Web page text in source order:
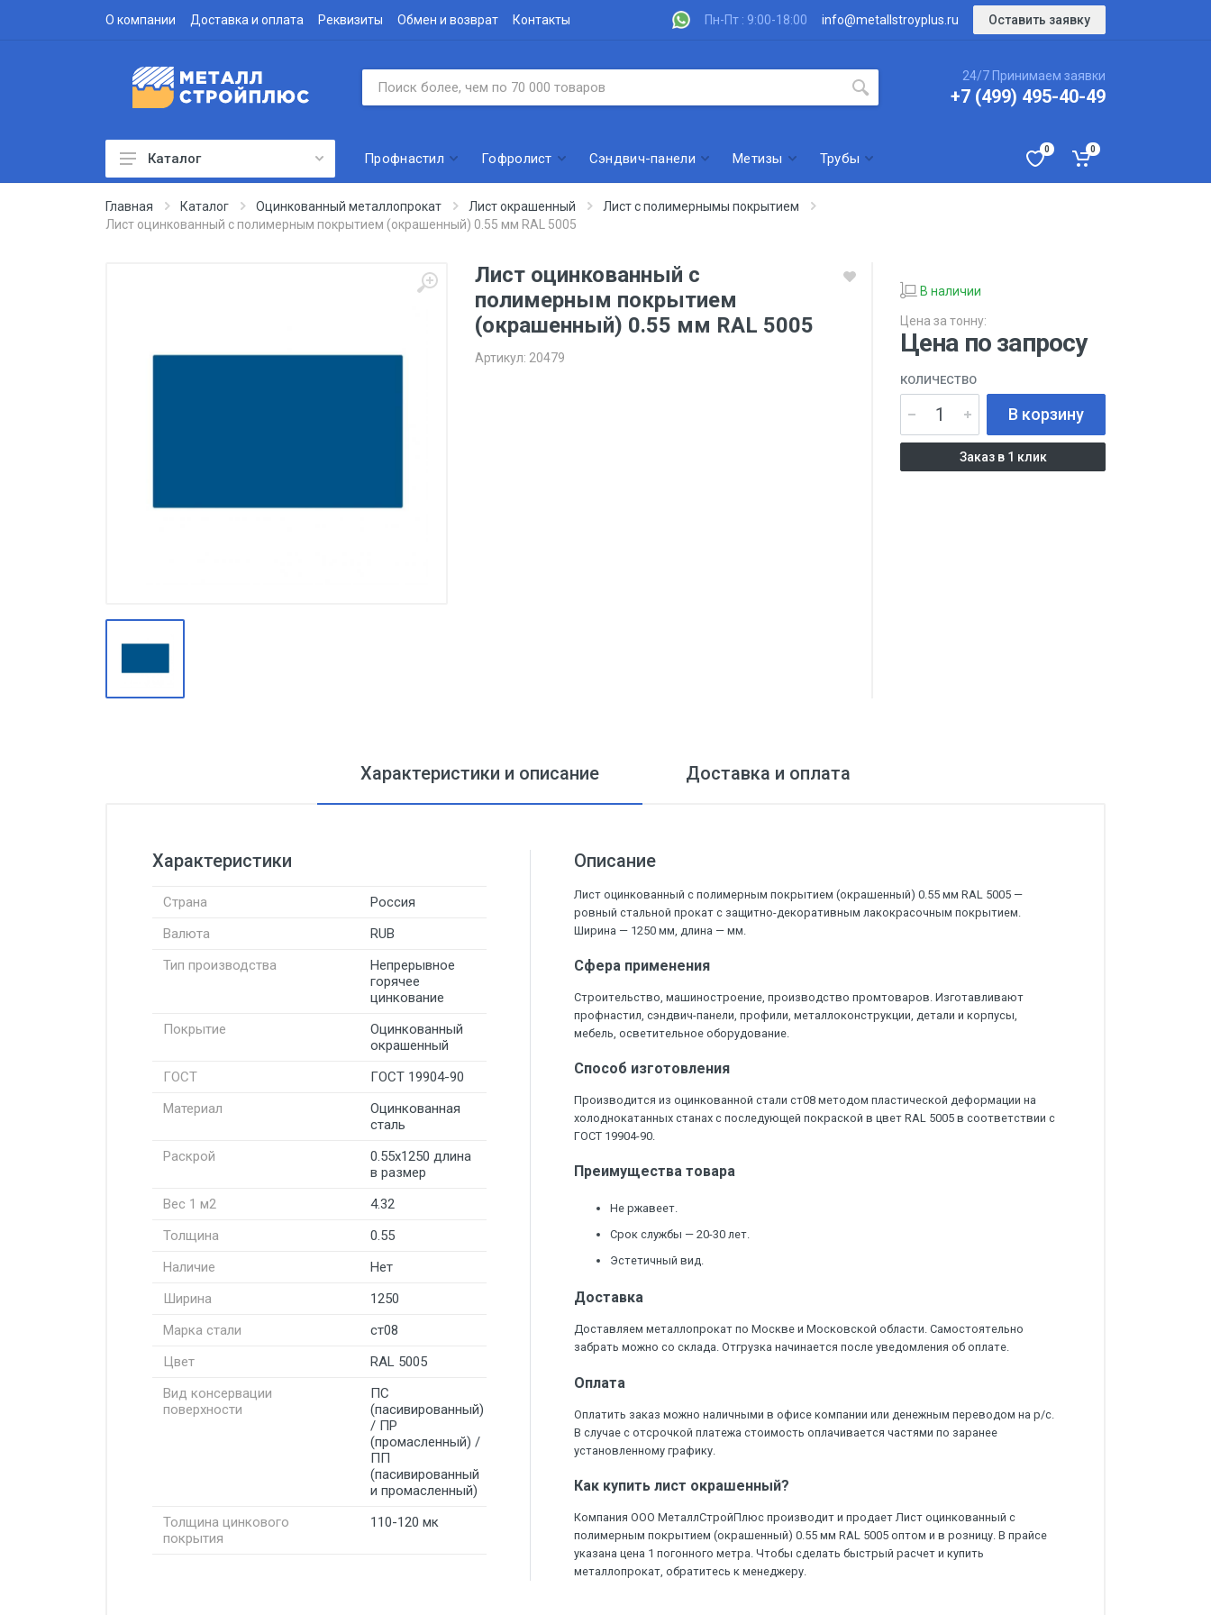
О компании Доставка и оплата Реквизиты Обмен и возврат Контакты Пн-Пт : 9:00-18:00 info@metallstroyplus.ru Оставить заявку
24/7 Принимаем заявки
+7 (499) 495-40-49
Профнастил
Водосточная система
Цветные металлы
Каталог Профнастил Гофролист Сэндвич-панели Метизы Трубы
0 0
Главная Каталог Оцинкованный металлопрокат Лист окрашенный
Лист с полимернымы покрытием
Лист оцинкованный с полимерным покрытием (окрашенный) 0.55 мм RAL 5005
Лист оцинкованный с
полимерным покрытием
(окрашенный) 0.55 мм RAL 5005
Артикул: 20479
В наличии
Цена за тонну:
Цена по запросу
КОЛИЧЕСТВО
В корзину
Заказ в 1 клик
Характеристики и описание Доставка и оплата
Характеристики
Страна
Россия
Валюта
RUB
Тип производства
Непрерывное
горячее
цинкование
Покрытие
Оцинкованный
окрашенный
ГОСТ
ГОСТ 19904-90
Материал
Оцинкованная
сталь
Раскрой
0.55х1250 длина
в размер
Вес 1 м2
4.32
Толщина
0.55
Наличие
Нет
Ширина
1250
Марка стали
ст08
Цвет
RAL 5005
Вид консервации
поверхности
ПС
(пасивированный)
/ ПР
(промасленный) /
ПП
(пасивированный
и промасленный)
Толщина цинкового
покрытия
110-120 мк
Описание
Лист оцинкованный с полимерным покрытием (окрашенный) 0.55 мм RAL 5005 —
ровный стальной прокат с защитно-декоративным лакокрасочным покрытием.
Ширина — 1250 мм, длина — мм.
Сфера применения
Строительство, машиностроение, производство промтоваров. Изготавливают
профнастил, сэндвич-панели, профили, металлоконструкции, детали и корпусы,
мебель, осветительное оборудование.
Способ изготовления
Производится из оцинкованной стали ст08 методом пластической деформации на
холоднокатанных станах с последующей покраской в цвет RAL 5005 в соответствии с
ГОСТ 19904-90.
Преимущества товара
Не ржавеет.
Срок службы — 20-30 лет.
Эстетичный вид.
Доставка
Доставляем металлопрокат по Москве и Московской области. Самостоятельно
забрать можно со склада. Отгрузка начинается после уведомления об оплате.
Оплата
Оплатить заказ можно наличными в офисе компании или денежным переводом на р/с.
В случае с отсрочкой платежа стоимость оплачивается частями по заранее
установленному графику.
Как купить лист окрашенный?
Компания ООО МеталлСтройПлюс производит и продает Лист оцинкованный с
полимерным покрытием (окрашенный) 0.55 мм RAL 5005 оптом и в розницу. В прайсе
указана цена 1 погонного метра. Чтобы сделать быстрый расчет и купить
металлопрокат, обратитесь к менеджеру.